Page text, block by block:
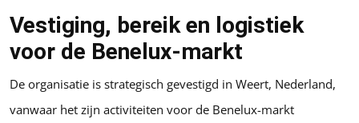
Vestiging, bereik en logistiek
voor de Benelux-markt
De organisatie is strategisch gevestigd in Weert, Nederland,
vanwaar het zijn activiteiten voor de Benelux-markt